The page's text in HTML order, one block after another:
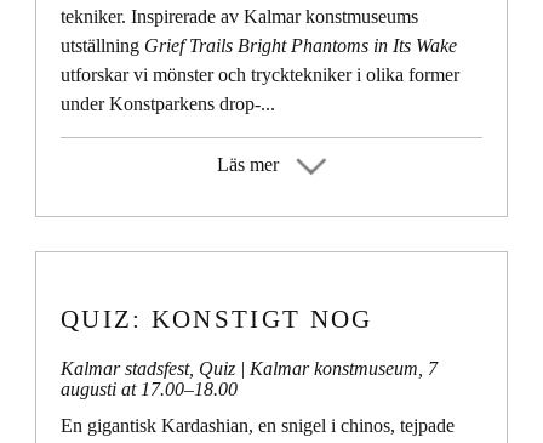
tekniker. Inspirerade av Kalmar konstmuseums
utställning Grief Trails Bright Phantoms in Its Wake
utforskar vi mönster och trycktekniker i olika former
under Konstparkens drop-...
Läs mer
QUIZ: KONSTIGT NOG
Kalmar stadsfest, Quiz | Kalmar konstmuseum, 7
augusti at 17.00–18.00
En gigantisk Kardashian, en snigel i chinos, tejpade